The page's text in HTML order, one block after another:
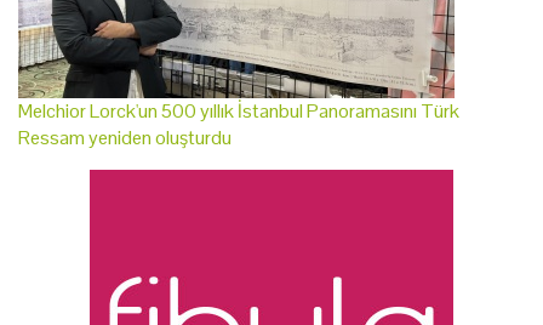
Melchior Lorck'un 500 yıllık İstanbul Panoramasını Türk
Ressam yeniden oluşturdu